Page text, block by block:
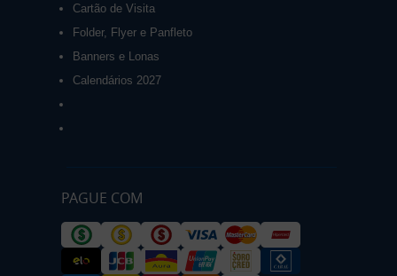
Cartão de Visita
Folder, Flyer e Panfleto
Banners e Lonas
Calendários 2027
PAGUE COM